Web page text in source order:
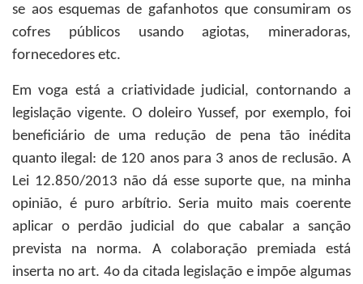
se aos esquemas de gafanhotos que consumiram os
cofres públicos usando agiotas, mineradoras,
fornecedores etc.
Em voga está a criatividade judicial, contornando a
legislação vigente. O doleiro Yussef, por exemplo, foi
beneficiário de uma redução de pena tão inédita
quanto ilegal: de 120 anos para 3 anos de reclusão. A
Lei 12.850/2013 não dá esse suporte que, na minha
opinião, é puro arbítrio. Seria muito mais coerente
aplicar o perdão judicial do que cabalar a sanção
prevista na norma. A colaboração premiada está
inserta no art. 4o da citada legislação e impõe algumas